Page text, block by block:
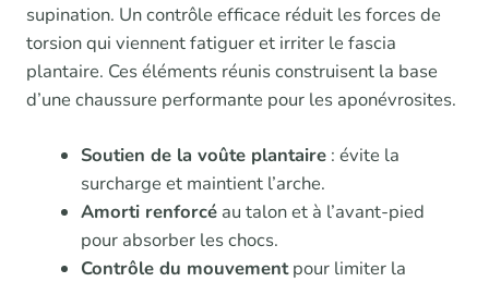
supination. Un contrôle efficace réduit les forces de
torsion qui viennent fatiguer et irriter le fascia
plantaire. Ces éléments réunis construisent la base
d’une chaussure performante pour les aponévrosites.
Soutien de la voûte plantaire: évite la
surcharge et maintient l’arche.
Amorti renforcéau talon et à l’avant-pied
pour absorber les chocs.
Contrôle du mouvementpour limiter la